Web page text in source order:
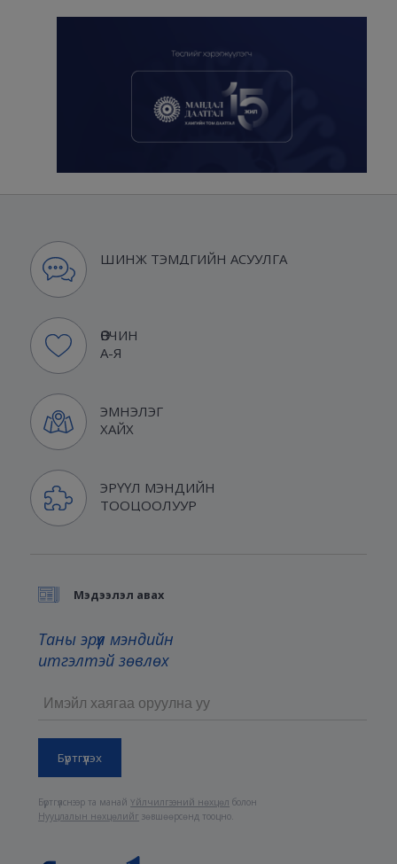
ШИНЖ ТЭМДГИЙН АСУУЛГА
ӨВЧИН
А-Я
ЭМНЭЛЭГ
ХАЙХ
ЭРҮҮЛ МЭНДИЙН
ТООЦООЛУУР
Мэдээлэл авах
Таны эрүүл мэндийн
итгэлтэй зөвлөх
Бүртгүүлснээр та манайҮйлчилгээний нөхцөл болон
Нууцлалын нөхцөлийг зөвшөөрсөнд тооцно.